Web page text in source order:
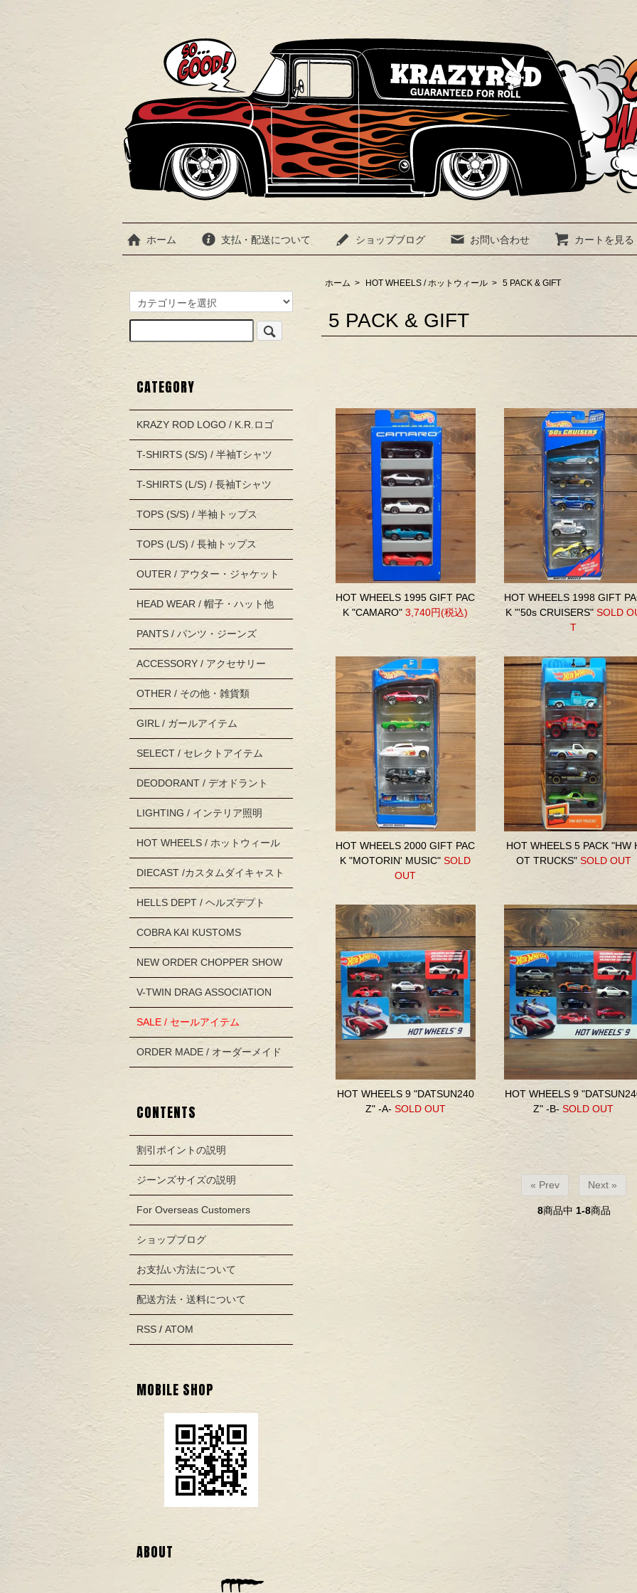
ホーム 支払・配送について ショップブログ お問い合わせ カートを見る
ホーム > HOT WHEELS / ホットウィール > 5 PACK & GIFT
5 PACK & GIFT
HOT WHEELS 1995 GIFT PAC
K "CAMARO" 3,740円(税込)
HOT WHEELS 1998 GIFT
K "'50s CRUISERS" SOLD
T
HOT WHEELS 2000 GIFT PAC
K "MOTORIN' MUSIC" SOLD
OUT
HOT WHEELS 5 PACK "HW
OT TRUCKS" SOLD OUT
HOT WHEELS 9 "DATSUN240
Z" -A- SOLD OUT
HOT WHEELS 9
Z" -B- SOLD OUT
« Prev Next »
8商品中 1-8商品
CATEGORY
KRAZY ROD LOGO / K.R.ロゴ
T-SHIRTS (S/S) / 半袖Tシャツ
T-SHIRTS (L/S) / 長袖Tシャツ
TOPS (S/S) / 半袖トップス
TOPS (L/S) / 長袖トップス
OUTER / アウター・ジャケット
HEAD WEAR / 帽子・ハット他
PANTS / パンツ・ジーンズ
ACCESSORY / アクセサリー
OTHER / その他・雑貨類
GIRL / ガールアイテム
SELECT / セレクトアイテム
DEODORANT / デオドラント
LIGHTING / インテリア照明
HOT WHEELS / ホットウィール
DIECAST /カスタムダイキャスト
HELLS DEPT / ヘルズデプト
COBRA KAI KUSTOMS
NEW ORDER CHOPPER SHOW
V-TWIN DRAG ASSOCIATION
SALE / セールアイテム
ORDER MADE / オーダーメイド
CONTENTS
割引ポイントの説明
ジーンズサイズの説明
For Overseas Customers
ショップブログ
お支払い方法について
配送方法・送料について
RSS / ATOM
MOBILE SHOP
ABOUT